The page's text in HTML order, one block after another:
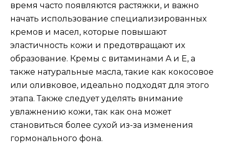
время часто появляются растяжки, и важно
начать использование специализированных
кремов и масел, которые повышают
эластичность кожи и предотвращают их
образование. Кремы с витаминами A и E, а
также натуральные масла, такие как кокосовое
или оливковое, идеально подходят для этого
этапа. Также следует уделять внимание
увлажнению кожи, так как она может
становиться более сухой из-за изменения
гормонального фона.